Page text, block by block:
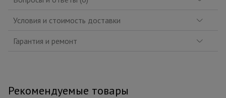
Условия и стоимость доставки
Гарантия и ремонт
Рекомендуемые товары